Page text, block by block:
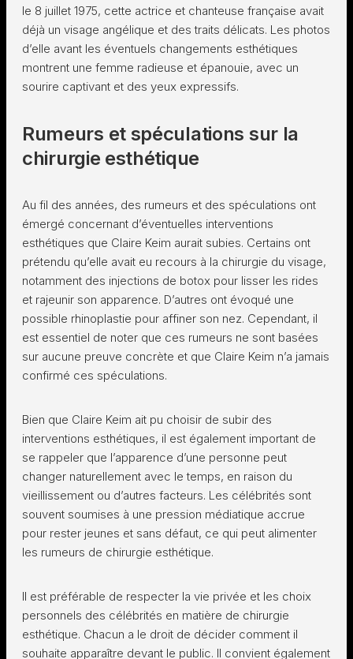
le 8 juillet 1975, cette actrice et chanteuse française avait
déjà un visage angélique et des traits délicats. Les photos
d’elle avant les éventuels changements esthétiques
montrent une femme radieuse et épanouie, avec un
sourire captivant et des yeux expressifs.
Rumeurs et spéculations sur la
chirurgie esthétique
Au fil des années, des rumeurs et des spéculations ont
émergé concernant d’éventuelles interventions
esthétiques que Claire Keim aurait subies. Certains ont
prétendu qu’elle avait eu recours à la chirurgie du visage,
notamment des injections de botox pour lisser les rides
et rajeunir son apparence. D’autres ont évoqué une
possible rhinoplastie pour affiner son nez. Cependant, il
est essentiel de noter que ces rumeurs ne sont basées
sur aucune preuve concrète et que Claire Keim n’a jamais
confirmé ces spéculations.
Bien que Claire Keim ait pu choisir de subir des
interventions esthétiques, il est également important de
se rappeler que l’apparence d’une personne peut
changer naturellement avec le temps, en raison du
vieillissement ou d’autres facteurs. Les célébrités sont
souvent soumises à une pression médiatique accrue
pour rester jeunes et sans défaut, ce qui peut alimenter
les rumeurs de chirurgie esthétique.
Il est préférable de respecter la vie privée et les choix
personnels des célébrités en matière de chirurgie
esthétique. Chacun a le droit de décider comment il
souhaite apparaître devant le public. Il convient également